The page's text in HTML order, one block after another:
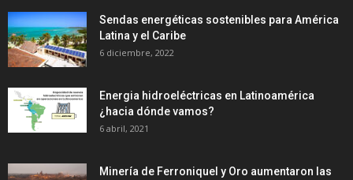
Sendas energéticas sostenibles para América
Latina y el Caribe
6 diciembre, 2022
Energia hidroeléctricas en Latinoamérica
¿hacia dónde vamos?
6 abril, 2021
Minería de Ferroniquel y Oro aumentaron las